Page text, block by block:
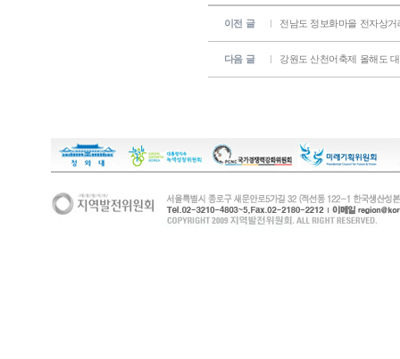
이전 글 전남도 정보화마을 전자상
다음 글 강원도 산천어축제 올해도